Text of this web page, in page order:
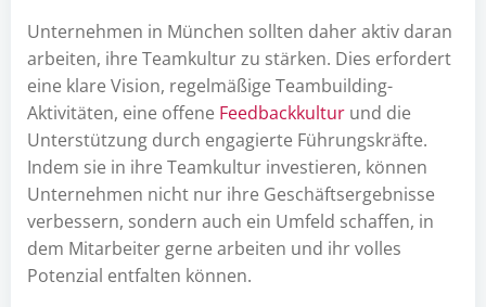
Unternehmen in München sollten daher aktiv daran
arbeiten, ihre Teamkultur zu stärken. Dies erfordert
eine klare Vision, regelmäßige Teambuilding-
Aktivitäten, eine offene Feedbackkultur und die
Unterstützung durch engagierte Führungskräfte.
Indem sie in ihre Teamkultur investieren, können
Unternehmen nicht nur ihre Geschäftsergebnisse
verbessern, sondern auch ein Umfeld schaffen, in
dem Mitarbeiter gerne arbeiten und ihr volles
Potenzial entfalten können.